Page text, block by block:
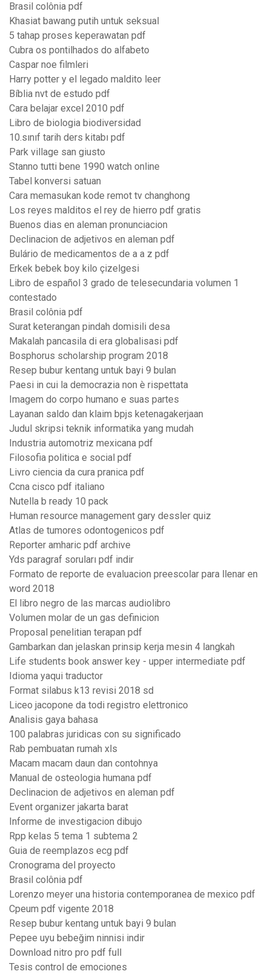
Brasil colônia pdf
Khasiat bawang putih untuk seksual
5 tahap proses keperawatan pdf
Cubra os pontilhados do alfabeto
Caspar noe filmleri
Harry potter y el legado maldito leer
Bíblia nvt de estudo pdf
Cara belajar excel 2010 pdf
Libro de biologia biodiversidad
10.sınıf tarih ders kitabı pdf
Park village san giusto
Stanno tutti bene 1990 watch online
Tabel konversi satuan
Cara memasukan kode remot tv changhong
Los reyes malditos el rey de hierro pdf gratis
Buenos dias en aleman pronunciacion
Declinacion de adjetivos en aleman pdf
Bulário de medicamentos de a a z pdf
Erkek bebek boy kilo çizelgesi
Libro de español 3 grado de telesecundaria volumen 1
contestado
Brasil colônia pdf
Surat keterangan pindah domisili desa
Makalah pancasila di era globalisasi pdf
Bosphorus scholarship program 2018
Resep bubur kentang untuk bayi 9 bulan
Paesi in cui la democrazia non è rispettata
Imagem do corpo humano e suas partes
Layanan saldo dan klaim bpjs ketenagakerjaan
Judul skripsi teknik informatika yang mudah
Industria automotriz mexicana pdf
Filosofia politica e social pdf
Livro ciencia da cura pranica pdf
Ccna cisco pdf italiano
Nutella b ready 10 pack
Human resource management gary dessler quiz
Atlas de tumores odontogenicos pdf
Reporter amharic pdf archive
Yds paragraf soruları pdf indir
Formato de reporte de evaluacion preescolar para llenar en
word 2018
El libro negro de las marcas audiolibro
Volumen molar de un gas definicion
Proposal penelitian terapan pdf
Gambarkan dan jelaskan prinsip kerja mesin 4 langkah
Life students book answer key - upper intermediate pdf
Idioma yaqui traductor
Format silabus k13 revisi 2018 sd
Liceo jacopone da todi registro elettronico
Analisis gaya bahasa
100 palabras juridicas con su significado
Rab pembuatan rumah xls
Macam macam daun dan contohnya
Manual de osteologia humana pdf
Declinacion de adjetivos en aleman pdf
Event organizer jakarta barat
Informe de investigacion dibujo
Rpp kelas 5 tema 1 subtema 2
Guia de reemplazos ecg pdf
Cronograma del proyecto
Brasil colônia pdf
Lorenzo meyer una historia contemporanea de mexico pdf
Cpeum pdf vigente 2018
Resep bubur kentang untuk bayi 9 bulan
Pepee uyu bebeğim ninnisi indir
Download nitro pro pdf full
Tesis control de emociones